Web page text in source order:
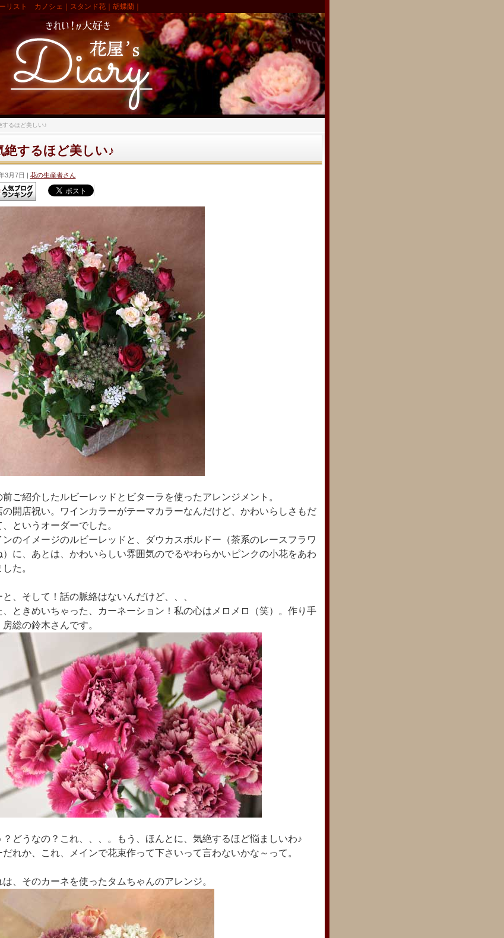
リスト カノシェ｜スタンド花｜胡蝶蘭｜
するほど美しい♪
絶するほど美しい♪
3月7日 花の生産者さん
前ご紹介したルビーレッドとビターラを使ったアレンジメント。
の開店祝い。ワインカラーがテーマカラーなんだけど、かわいらしさもだ
、というオーダーでした。
ンのイメージのルビーレッドと、ダウカスボルドー（茶系のレースフラワ
）に、あとは、かわいらしい雰囲気のでるやわらかいピンクの小花をあわ
た。
と、そして！話の脈絡はないんだけど、、、
、ときめいちゃった、カーネーション！私の心はメロメロ（笑）。作り手
房総の鈴木さんです。
？どうなの？これ、、、。もう、ほんとに、気絶するほど悩ましいわ♪
だれか、これ、メインで花束作って下さいって言わないかな～って。
は、そのカーネを使ったタムちゃんのアレンジ。